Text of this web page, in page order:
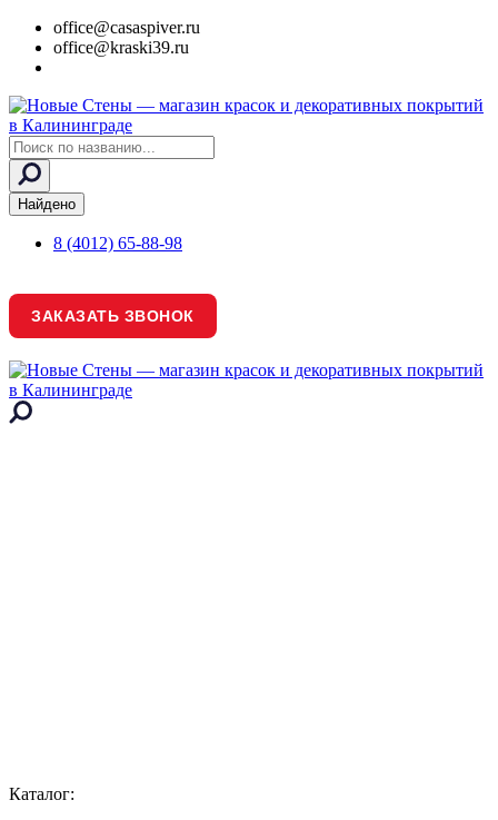
office@casaspiver.ru
office@kraski39.ru
Search
...
Найдено
8 (4012) 65-88-98
ЗАКАЗАТЬ ЗВОНОК
Каталог: